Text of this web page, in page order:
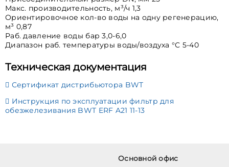
Макс. производительность, м³/ч 1,3
Ориентировочное кол-во воды на одну регенерацию,
м³ 0,87
Раб. давление воды бар 3,0-6,0
Диапазон раб. температуры воды/воздуха °С 5-40
Техническая документация
Сертификат дистрибьютора BWT
Инструкция по эксплуатации фильтр для
обезжелезивания BWT ERF A21 11-13
Основной офис